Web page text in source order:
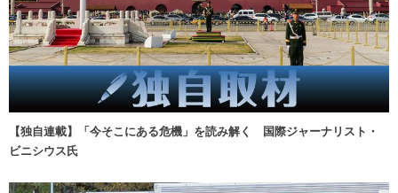
【独自連載】「今そこにある危機」を読み解く 国際ジャーナリスト・
ビニシウス氏